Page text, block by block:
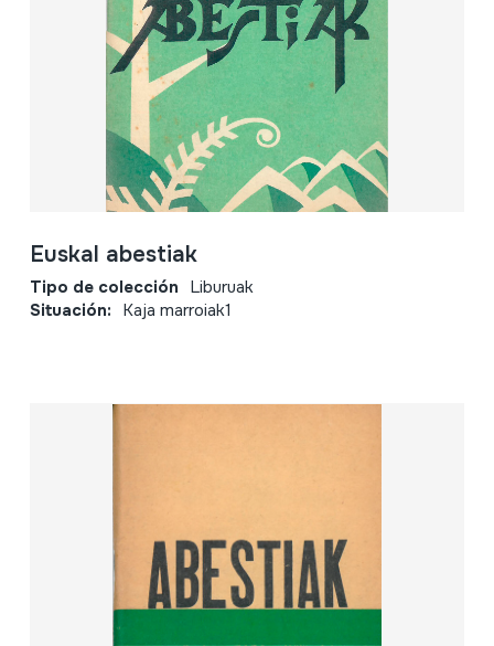
Euskal abestiak
Tipo de colección Liburuak
Situación: Kaja marroiak1